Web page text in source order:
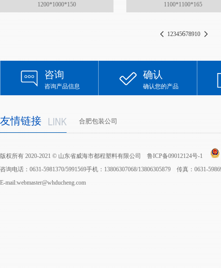
1200*1000*150 1100*1100*165
12345678910
咨询
咨询产品信息
确认
确认您的产品
友情链接 合肥包装公司
版权所有 2020-2021 © 山东省威海市都程塑料有限公司 鲁ICP备09012124号-1
咨询电话：0631-5981370/5991569手机：13806307068/13806305879 传真：0631-
E-mail:webmaster@whducheng.com